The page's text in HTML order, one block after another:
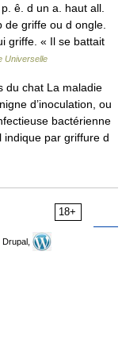
ê. d un a. haut all.
griffe ou d ongle.
griffe. « Il se battait
Universelle
chat La maladie
d’inoculation, ou
bactérienne
indique par griffure d
18+
Drupal,